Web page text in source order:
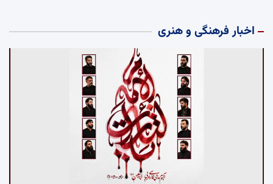
اخبار فرهنگی و هنری